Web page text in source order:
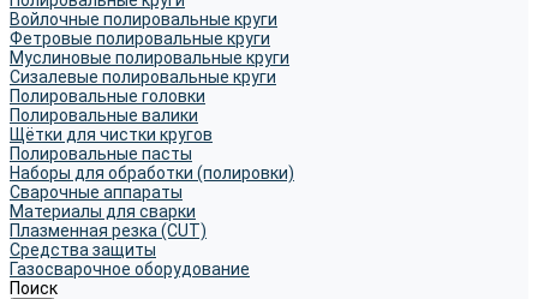
Войлочные полировальные круги
Фетровые полировальные круги
Муслиновые полировальные круги
Cизалевые полировальные круги
Полировальные головки
Полировальные валики
Щётки для чистки кругов
Полировальные пасты
Наборы для обработки (полировки)
Сварочные аппараты
Материалы для сварки
Плазменная резка (CUT)
Средства защиты
Газосварочное оборудование
Поиск